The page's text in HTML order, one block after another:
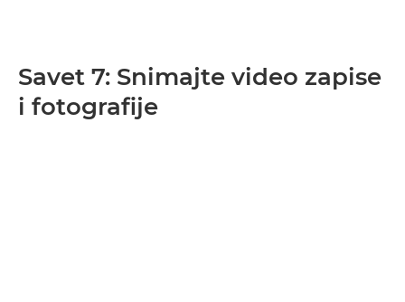
Savet 7: Snimajte video zapise
i fotografije